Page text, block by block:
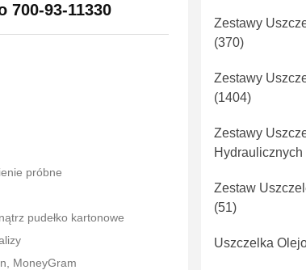
700-93-11330
próbne
pudełko kartonowe
MoneyGram
Zestawy
(370)
Zestawy
(1404)
Zestawy
Hydraulicznych
Zestaw
(51)
Uszczelka